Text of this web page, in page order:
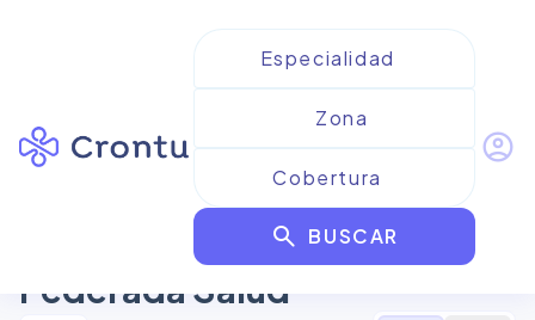
search BUSCAR
account_circle
Resultados paraAsesoria
Lactancia Materna de
Federada Salud